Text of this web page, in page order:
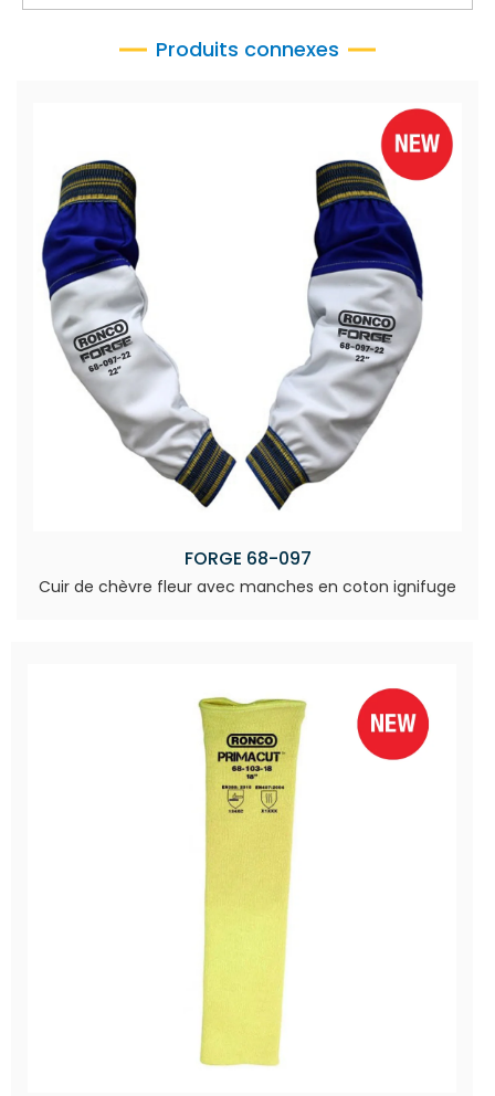
Produits connexes
FORGE 68-097
Cuir de chèvre fleur avec manches en coton ignifuge